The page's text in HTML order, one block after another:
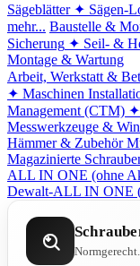
Sägeblätter ✦ Sägen-
mehr... Baustelle &
Sicherung ✦ Seil- &
Montage & Wartung
Arbeit, Werkstatt &
✦ Maschinen
Management (CTM) ✦
Messwerkzeuge &
Hämmer & Zubehör
Magazinierte
ALL IN ONE (ohne
Dewalt-ALL IN ONE